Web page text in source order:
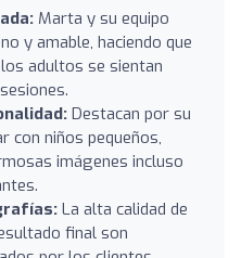
Marta y su equipo
y amable, haciendo que
adultos se sientan
Destacan por su
con niños pequeños,
imágenes incluso
La alta calidad de
final son